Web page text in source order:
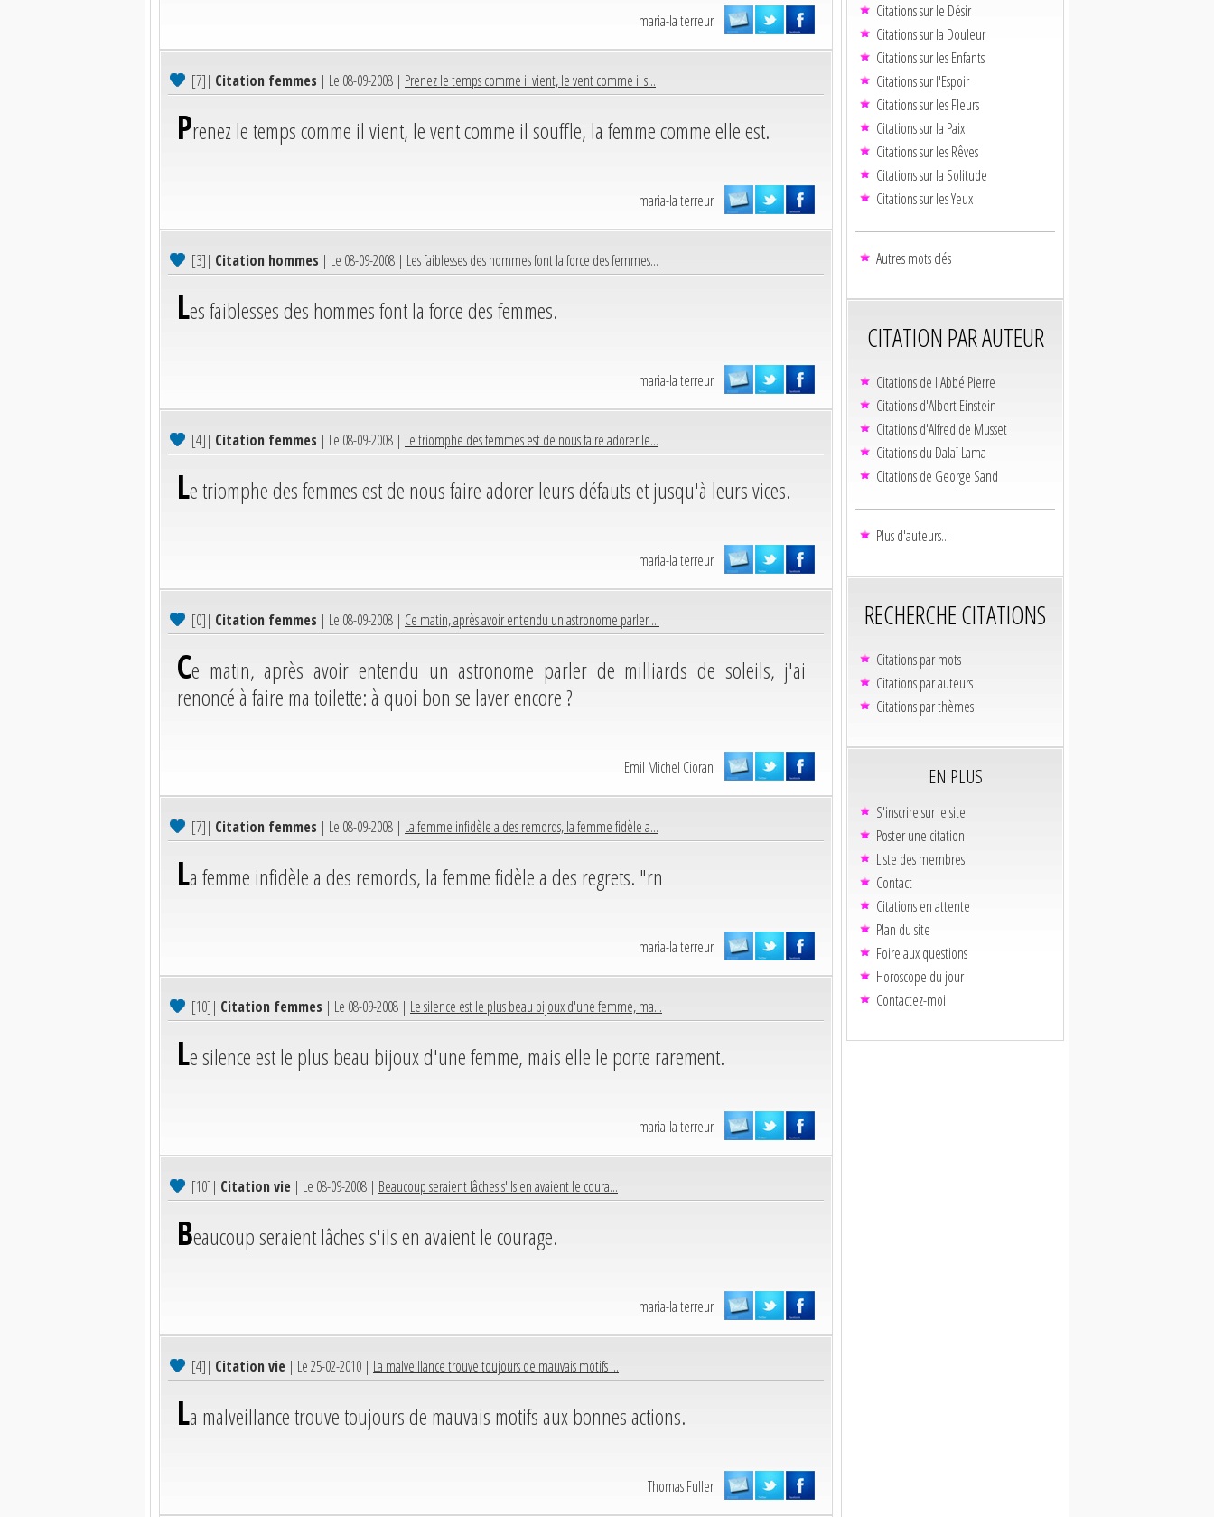
maria-la terreur
[7]| Citation femmes | Le 08-09-2008 | Prenez le temps comme il vient, le vent comme il s...
Prenez le temps comme il vient, le vent comme il souffle, la femme comme elle est.
maria-la terreur
[3]| Citation hommes | Le 08-09-2008 | Les faiblesses des hommes font la force des femmes...
Les faiblesses des hommes font la force des femmes.
maria-la terreur
[4]| Citation femmes | Le 08-09-2008 | Le triomphe des femmes est de nous faire adorer le...
Le triomphe des femmes est de nous faire adorer leurs défauts et jusqu'à leurs vices.
maria-la terreur
[0]| Citation femmes | Le 08-09-2008 | Ce matin, après avoir entendu un astronome parler ...
Ce matin, après avoir entendu un astronome parler de milliards de soleils, j'ai
renoncé à faire ma toilette: à quoi bon se laver encore ?
Emil Michel Cioran
[7]| Citation femmes | Le 08-09-2008 | La femme infidèle a des remords, la femme fidèle a...
La femme infidèle a des remords, la femme fidèle a des regrets. "rn
maria-la terreur
[10]| Citation femmes | Le 08-09-2008 | Le silence est le plus beau bijoux d'une femme, ma...
Le silence est le plus beau bijoux d'une femme, mais elle le porte rarement.
maria-la terreur
[10]| Citation vie | Le 08-09-2008 | Beaucoup seraient lâches s'ils en avaient le coura...
Beaucoup seraient lâches s'ils en avaient le courage.
maria-la terreur
[4]| Citation vie | Le 25-02-2010 | La malveillance trouve toujours de mauvais motifs ...
La malveillance trouve toujours de mauvais motifs aux bonnes actions.
Thomas Fuller
Citations sur le Désir
Citations sur la Douleur
Citations sur les Enfants
Citations sur l'Espoir
Citations sur les Fleurs
Citations sur la Paix
Citations sur les Rêves
Citations sur la Solitude
Citations sur les Yeux
Autres mots clés
CITATION PAR AUTEUR
Citations de l'Abbé Pierre
Citations d'Albert Einstein
Citations d'Alfred de Musset
Citations du Dalaï Lama
Citations de George Sand
Plus d'auteurs...
RECHERCHE CITATIONS
Citations par mots
Citations par auteurs
Citations par thèmes
EN PLUS
S'inscrire sur le site
Poster une citation
Liste des membres
Contact
Citations en attente
Plan du site
Foire aux questions
Horoscope du jour
Contactez-moi